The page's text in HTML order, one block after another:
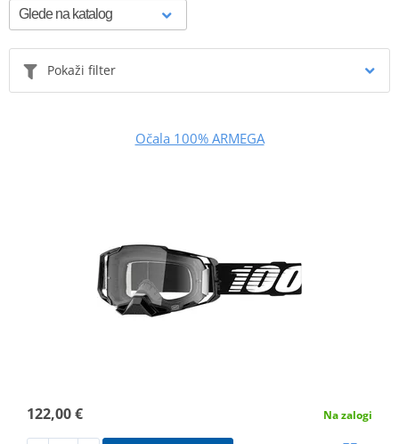
Pokaži filter
Očala 100% ARMEGA
122,00 € Na zalogi